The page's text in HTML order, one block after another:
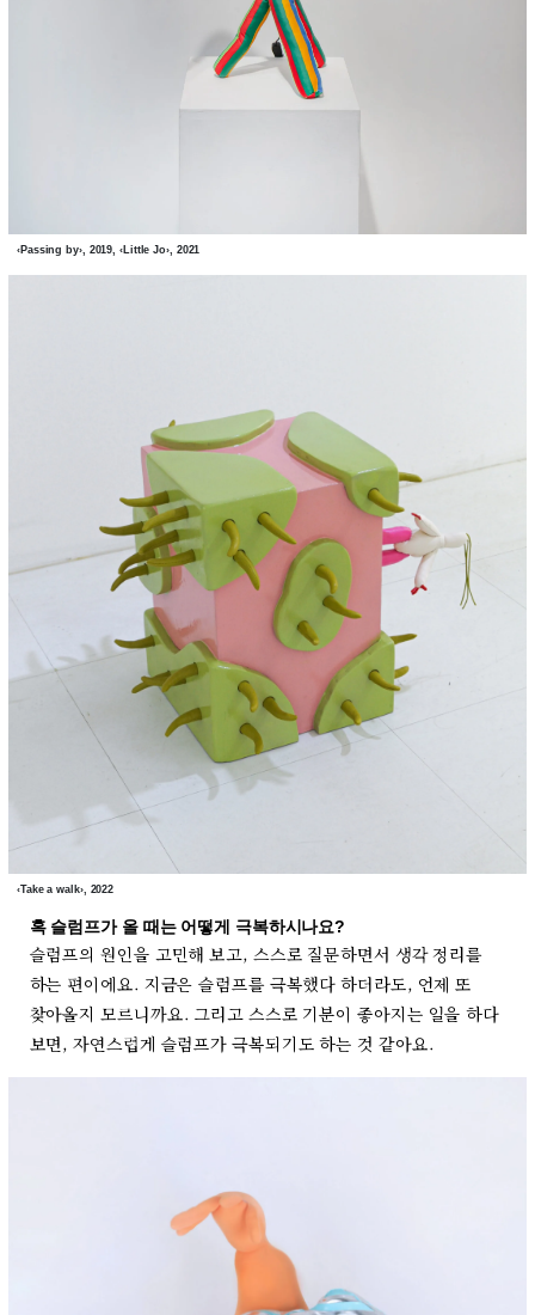
‹Passing by›, 2019, ‹Little Jo›, 2021
‹Take a walk›, 2022
혹 슬럼프가 올 때는 어떻게 극복하시나요?
슬럼프의 원인을 고민해 보고, 스스로 질문하면서 생각 정리를
하는 편이에요. 지금은 슬럼프를 극복했다 하더라도, 언제 또
찾아올지 모르니까요. 그리고 스스로 기분이 좋아지는 일을 하다
보면, 자연스럽게 슬럼프가 극복되기도 하는 것 같아요.